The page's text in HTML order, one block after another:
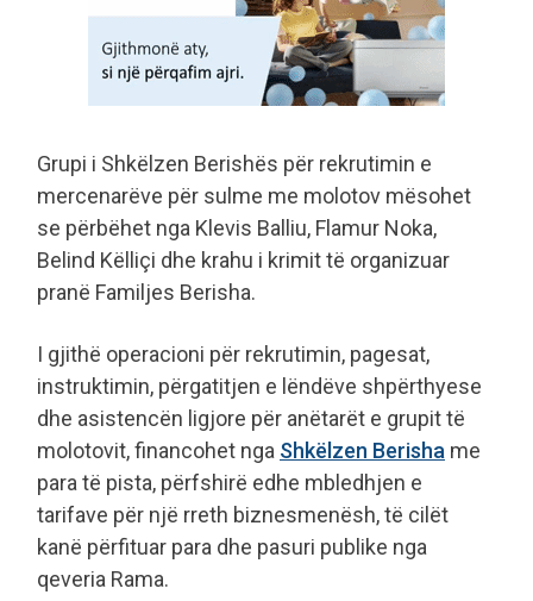
Grupi i Shkëlzen Berishës për rekrutimin e
mercenarëve për sulme me molotov mësohet
se përbëhet nga Klevis Balliu, Flamur Noka,
Belind Këlliçi dhe krahu i krimit të organizuar
pranë Familjes Berisha.
I gjithë operacioni për rekrutimin, pagesat,
instruktimin, përgatitjen e lëndëve shpërthyese
dhe asistencën ligjore për anëtarët e grupit të
molotovit, financohet nga Shkëlzen Berisha me
para të pista, përfshirë edhe mbledhjen e
tarifave për një rreth biznesmenësh, të cilët
kanë përfituar para dhe pasuri publike nga
qeveria Rama.